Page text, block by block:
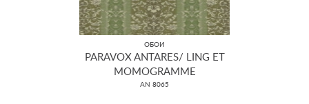
ОБОИ
PARAVOX ANTARES/ LING ET
MOMOGRAMME
AN 8065